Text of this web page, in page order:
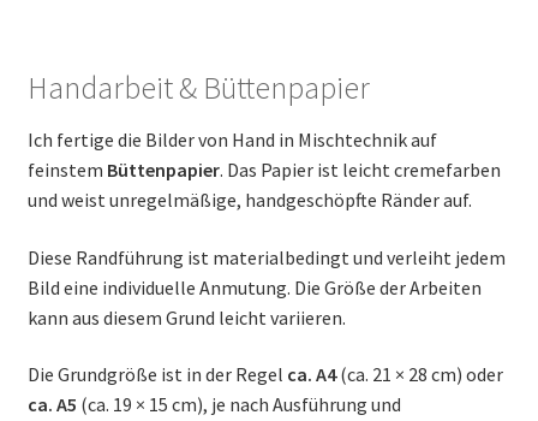
Handarbeit & Büttenpapier
Ich fertige die Bilder von Hand in Mischtechnik auf
feinstem Büttenpapier. Das Papier ist leicht cremefarben
und weist unregelmäßige, handgeschöpfte Ränder auf.
Diese Randführung ist materialbedingt und verleiht jedem
Bild eine individuelle Anmutung. Die Größe der Arbeiten
kann aus diesem Grund leicht variieren.
Die Grundgröße ist in der Regel ca. A4(ca. 21 × 28 cm) oder
ca. A5 (ca. 19 × 15 cm), je nach Ausführung und